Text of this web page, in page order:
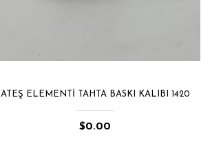
ATEŞ ELEMENTI TAHTA BASKI KALIBI 1420
$0.00